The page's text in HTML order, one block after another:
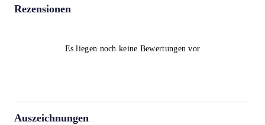
Rezensionen
Es liegen noch keine Bewertungen vor
Auszeichnungen